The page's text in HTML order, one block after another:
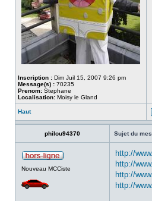
Inscription : Dim Juil 15, 2007 9:26 pm
Message(s) : 70235
Prenom: Stephane
Localisation: Moisy le Gland
Haut
philou94370 Sujet du
Nouveau MCCiste
http://
http://
http://
http://